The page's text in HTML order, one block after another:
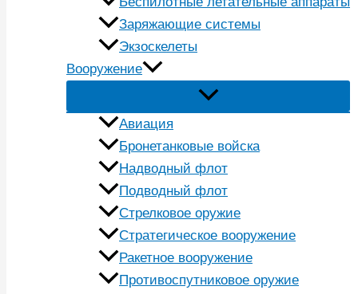
Заряжающие системы
Экзоскелеты
Вооружение
Авиация
Бронетанковые войска
Надводный флот
Подводный флот
Стрелковое оружие
Стратегическое вооружение
Ракетное вооружение
Противоспутниковое оружие